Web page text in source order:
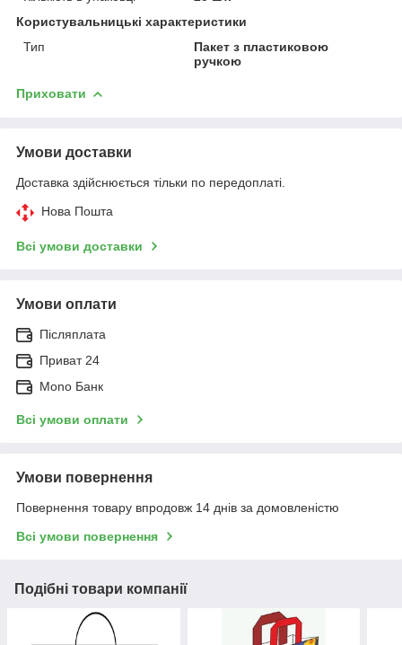
Користувальницькі характеристики
Тип
Пакет з пластиковою
ручкою
Приховати
Умови доставки
Доставка здійснюється тільки по передоплаті.
Нова Пошта
Всі умови доставки
Умови оплати
Післяплата
Приват 24
Mono Банк
Всі умови оплати
Умови повернення
Повернення товару впродовж 14 днів за домовленістю
Всі умови повернення
Подібні товари компанії